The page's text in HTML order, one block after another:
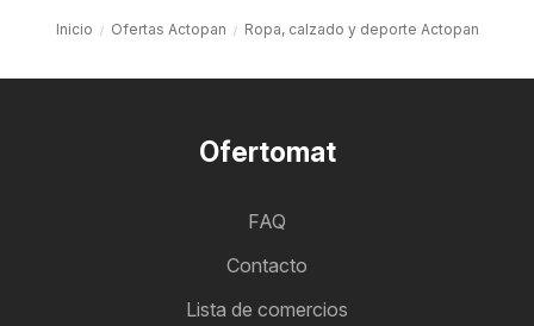
Inicio Ofertas Actopan Ropa, calzado y deporte Actopan
Ofertomat
FAQ
Contacto
Lista de comercios